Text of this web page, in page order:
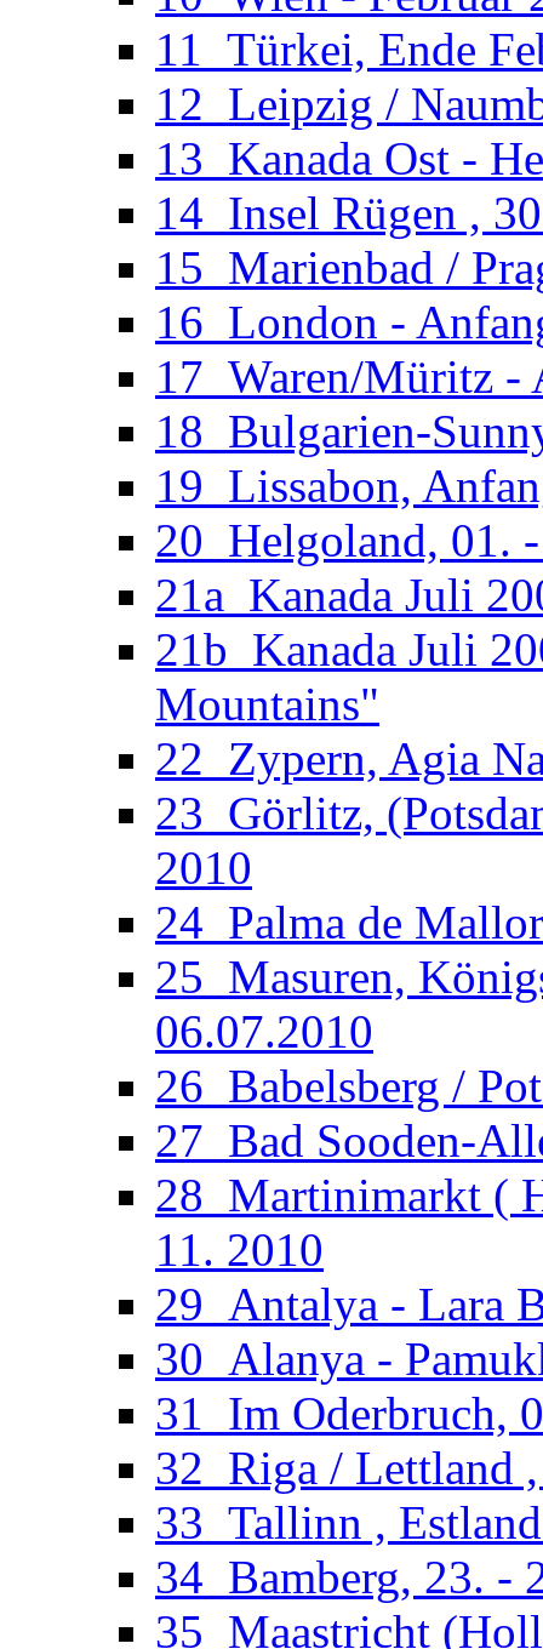
11_Türkei, Ende
12_Leipzig /
13_Kanada Ost -
14_Insel Rügen ,
15_Marienbad /
16_London -
17_Waren/Müritz -
18_Bulgarien-
19_Lissabon,
20_Helgoland, 01.
21a_Kanada Juli
21b_Kanada Juli
Mountains"
22_Zypern, Agia
23_Görlitz,
2010
24_Palma de
25_Masuren,
06.07.2010
26_Babelsberg /
27_Bad Sooden-
28_Martinimarkt (
11. 2010
29_Antalya - Lara
30_Alanya -
31_Im Oderbruch,
32_Riga / Lettland
33_Tallinn ,
34_Bamberg, 23. -
35_Maastricht